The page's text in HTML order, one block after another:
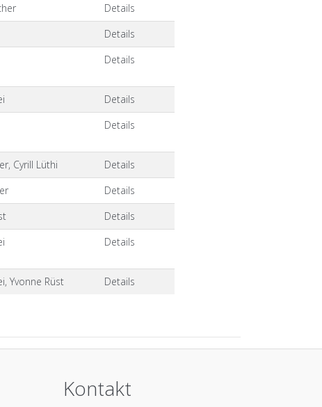
Details
Details
Details
Details
Details
Cyrill Lüthi
Details
Details
Details
Details
Yvonne Rüst Details
Kontakt